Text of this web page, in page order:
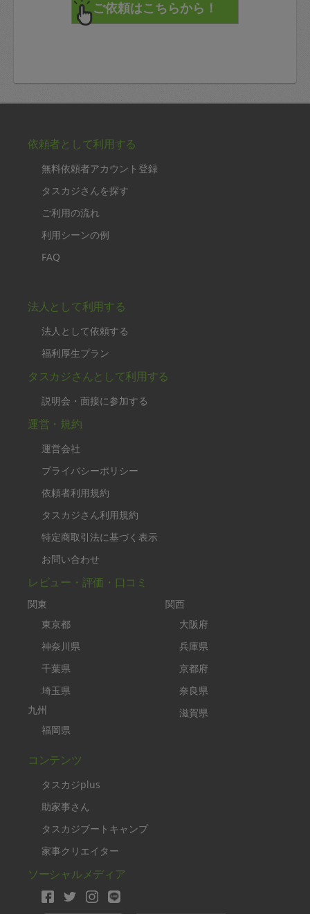
依頼者として利用する
無料依頼者アカウント登録
タスカジさんを探す
ご利用の流れ
利用シーンの例
FAQ
法人として利用する
法人として依頼する
福利厚生プラン
タスカジさんとして利用する
説明会・面接に参加する
運営・規約
運営会社
プライバシーポリシー
依頼者利用規約
タスカジさん利用規約
特定商取引法に基づく表示
お問い合わせ
レビュー・評価・口コミ
関東
東京都
神奈川県
千葉県
埼玉県
九州
福岡県
関西
大阪府
兵庫県
京都府
奈良県
滋賀県
コンテンツ
タスカジplus
助家事さん
タスカジブートキャンプ
家事クリエイター
ソーシャルメディア